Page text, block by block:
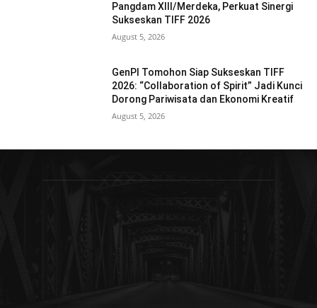
Pangdam XIII/Merdeka, Perkuat Sinergi
Sukseskan TIFF 2026
August 5, 2026
GenPI Tomohon Siap Sukseskan TIFF
2026: “Collaboration of Spirit” Jadi Kunci
Dorong Pariwisata dan Ekonomi Kreatif
August 5, 2026